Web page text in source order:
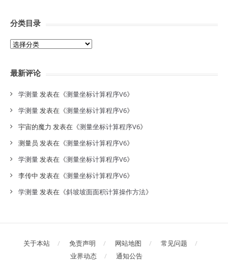
分类目录
分
录
最新评论
学测量发表在《测量坐标计算程序V6》
学测量发表在《测量坐标计算程序V6》
宇宙的魔力 发表在《测量坐标计算程序V6》
测量员 发表在《测量坐标计算程序V6》
学测量发表在《测量坐标计算程序V6》
李传中 发表在《测量坐标计算程序V6》
学测量发表在《斜坡坡面面积计算操作方法》
关于本站 免责声明 网站地图
常见问题
业界动态
通知公告